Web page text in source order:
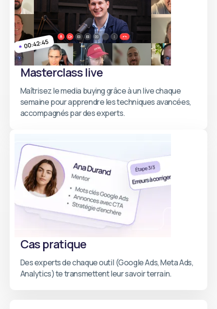
Masterclass live
Maîtrisez le media buying grâce à un live chaque
semaine pour apprendre les techniques avancées,
accompagnés par des experts.
Cas pratique
Des experts de chaque outil (Google Ads, Meta Ads,
Analytics) te transmettent leur savoir terrain.